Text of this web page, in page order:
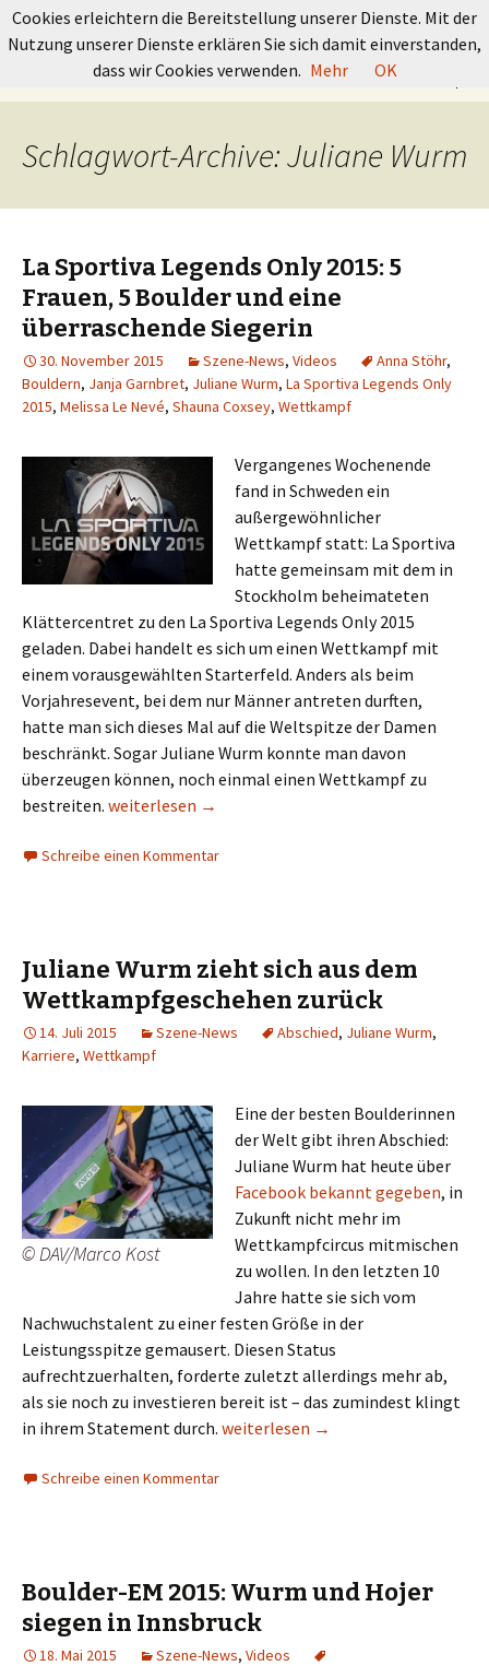
GRUNDKURS BOULDERN
Springe
nach:
Schlagwort-Archive: Juliane Wurm
La Sportiva Legends Only 2015: 5
Frauen, 5 Boulder und eine
überraschende Siegerin
30. November 2015 Szene-News, Videos Anna Stöhr,
Bouldern, Janja Garnbret, Juliane Wurm, La Sportiva Legends Only
2015, Melissa Le Nevé, Shauna Coxsey, Wettkampf
Vergangenes Wochenende
fand in Schweden ein
außergewöhnlicher
Wettkampf statt: La Sportiva
hatte gemeinsam mit dem in
Stockholm beheimateten
Klättercentret zu den La Sportiva Legends Only 2015
geladen. Dabei handelt es sich um einen Wettkampf mit
einem vorausgewählten Starterfeld. Anders als beim
Vorjahresevent, bei dem nur Männer antreten durften,
hatte man sich dieses Mal auf die Weltspitze der Damen
beschränkt. Sogar Juliane Wurm konnte man davon
überzeugen können, noch einmal einen Wettkampf zu
bestreiten. La Sportiva Legends Only 2015: 5 Frauen, 5
weiterlesen →
Schreibe einen Kommentar
Juliane Wurm zieht sich aus dem
Wettkampfgeschehen zurück
14. Juli 2015 Szene-News Abschied, Juliane Wurm,
Karriere, Wettkampf
© DAV/Marco Kost
Eine der besten Boulderinnen
der Welt gibt ihren Abschied:
Juliane Wurm hat heute über
Facebook bekannt gegeben, in
Zukunft nicht mehr im
Wettkampfcircus mitmischen
zu wollen. In den letzten 10
Jahre hatte sie sich vom
Nachwuchstalent zu einer festen Größe in der
Leistungsspitze gemausert. Diesen Status
aufrechtzuerhalten, forderte zuletzt allerdings mehr ab,
als sie noch zu investieren bereit ist – das zumindest klingt
in ihrem Statement durch. Juliane Wurm zieht sich aus dem
weiterlesen →
Schreibe einen Kommentar
Boulder-EM 2015: Wurm und Hojer
siegen in Innsbruck
18. Mai 2015 Szene-News, Videos
Cookies erleichtern die Bereitstellung unserer Dienste. Mit der
Nutzung unserer Dienste erklären Sie sich damit einverstanden,
dass wir Cookies verwenden. Mehr OK